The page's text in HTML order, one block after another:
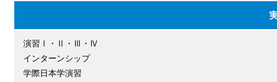
演習Ⅰ・Ⅱ・Ⅲ・Ⅳ
インターンシップ
学際日本学演習